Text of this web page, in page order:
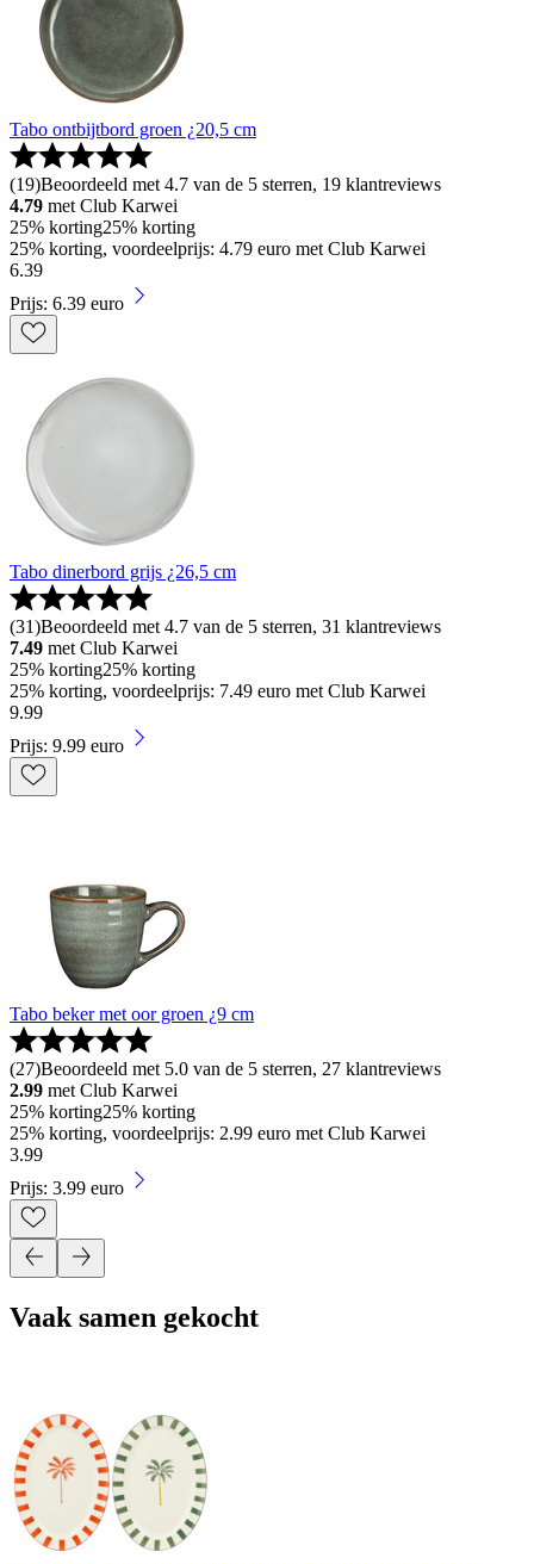
Tabo ontbijtbord groen ¿20,5 cm
(19)Beoordeeld met 4.7 van de 5 sterren, 19 klantreviews
4.79 met Club Karwei
25% korting25% korting
25% korting, voordeelprijs: 4.79 euro met Club Karwei
6.39
Prijs: 6.39 euro
Tabo dinerbord grijs ¿26,5 cm
(31)Beoordeeld met 4.7 van de 5 sterren, 31 klantreviews
7.49 met Club Karwei
25% korting25% korting
25% korting, voordeelprijs: 7.49 euro met Club Karwei
9.99
Prijs: 9.99 euro
Tabo beker met oor groen ¿9 cm
(27)Beoordeeld met 5.0 van de 5 sterren, 27 klantreviews
2.99 met Club Karwei
25% korting25% korting
25% korting, voordeelprijs: 2.99 euro met Club Karwei
3.99
Prijs: 3.99 euro
Vaak samen gekocht